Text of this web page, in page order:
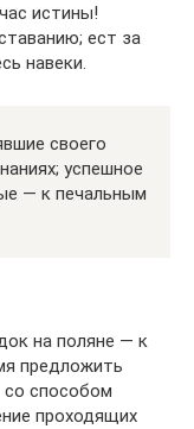
истины!
ест за
навеки.
своего
успешное
— к печальным
на поляне — к
предложить
со способом
проходящих